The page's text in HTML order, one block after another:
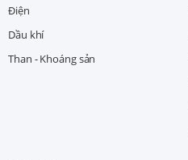
Điện
Dầu khí
Than - Khoáng sản